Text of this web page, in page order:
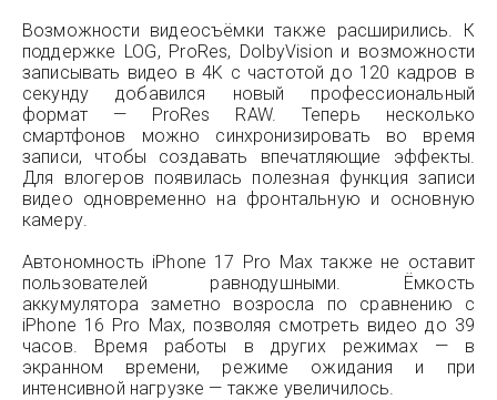
Возможности видеосъёмки также расширились. К
поддержке LOG, ProRes, DolbyVision и возможности
записывать видео в 4K с частотой до 120 кадров в
секунду добавился новый профессиональный
формат — ProRes RAW. Теперь несколько
смартфонов можно синхронизировать во время
записи, чтобы создавать впечатляющие эффекты.
Для влогеров появилась полезная функция записи
видео одновременно на фронтальную и основную
камеру.
Автономность iPhone 17 Pro Max также не оставит
пользователей равнодушными. Ёмкость
аккумулятора заметно возросла по сравнению с
iPhone 16 Pro Max, позволяя смотреть видео до 39
часов. Время работы в других режимах — в
экранном времени, режиме ожидания и при
интенсивной нагрузке — также увеличилось.